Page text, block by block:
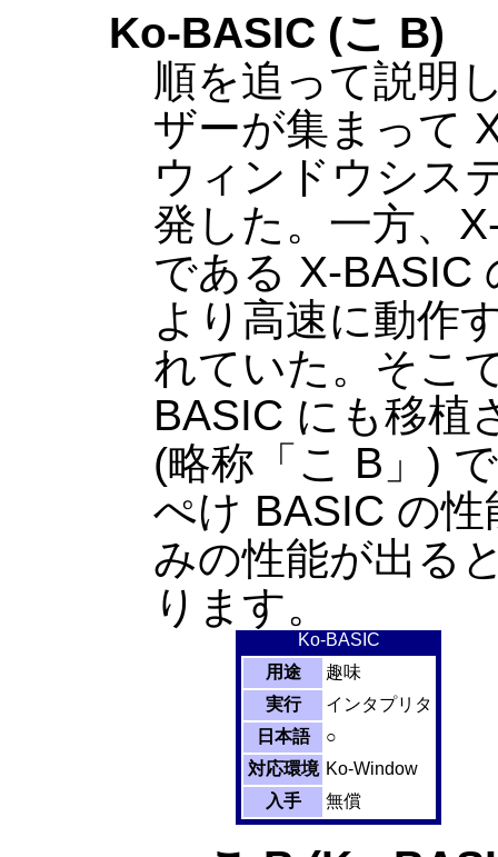
Ko-BASIC (こ B)
順を追って説明
ザーが集まって
ウィンドウシス
発した。一方、
である X-BASIC
より高速に動作
れていた。そこ
BASIC にも移植
(略称「こ B」)
ぺけ BASIC の
みの性能が出る
ります。
Ko-BASIC
用途
趣味
実行
インタプリタ
日本語
○
対応環境 Ko-Window
入手
無償